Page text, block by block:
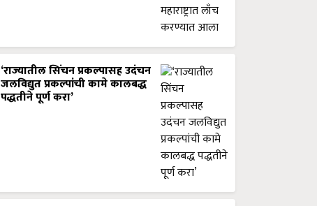
‘राज्यातील सिंचन प्रकल्पासह उदंचन
जलविद्युत प्रकल्पांची कामे कालबद्ध
पद्धतीने पूर्ण करा’